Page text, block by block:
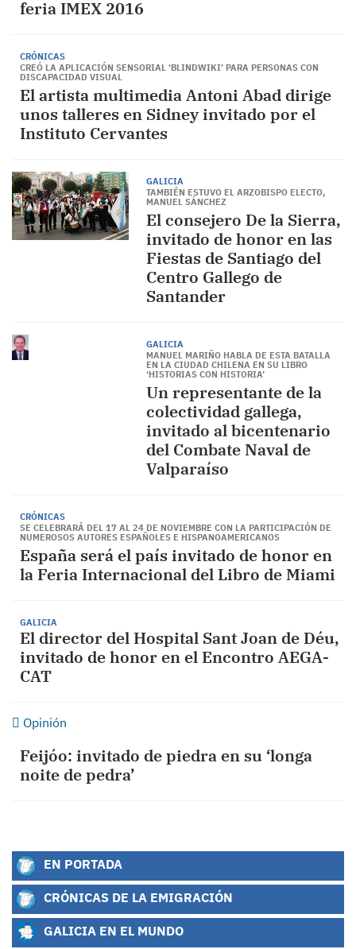
feria IMEX 2016
CRÓNICAS
CREÓ LA APLICACIÓN SENSORIAL ‘BLINDWIKI’ PARA PERSONAS CON
DISCAPACIDAD VISUAL
El artista multimedia Antoni Abad dirige
unos talleres en Sidney invitado por el
Instituto Cervantes
GALICIA
TAMBIÉN ESTUVO EL ARZOBISPO ELECTO,
MANUEL SÁNCHEZ
El consejero De la Sierra,
invitado de honor en las
Fiestas de Santiago del
Centro Gallego de
Santander
GALICIA
MANUEL MARIÑO HABLA DE ESTA BATALLA
EN LA CIUDAD CHILENA EN SU LIBRO
‘HISTORIAS CON HISTORIA’
Un representante de la
colectividad gallega,
invitado al bicentenario
del Combate Naval de
Valparaíso
CRÓNICAS
SE CELEBRARÁ DEL 17 AL 24 DE NOVIEMBRE CON LA PARTICIPACIÓN DE
NUMEROSOS AUTORES ESPAÑOLES E HISPANOAMERICANOS
España será el país invitado de honor en
la Feria Internacional del Libro de Miami
GALICIA
El director del Hospital Sant Joan de Déu,
invitado de honor en el Encontro AEGA-
CAT
Opinión
Feijóo: invitado de piedra en su ‘longa
noite de pedra’
EN PORTADA
CRÓNICAS DE LA EMIGRACIÓN
GALICIA EN EL MUNDO